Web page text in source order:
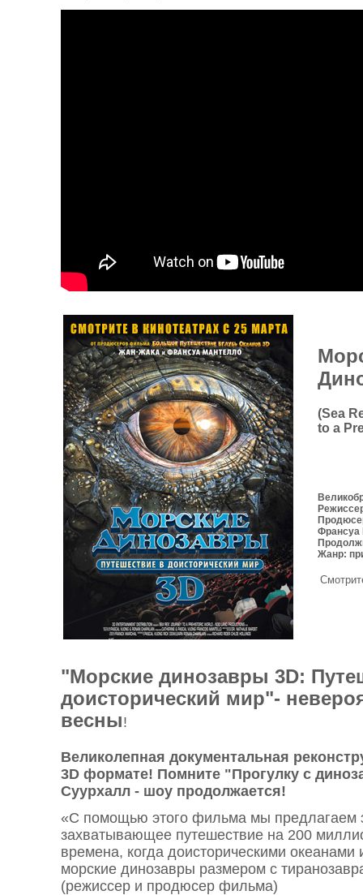
(Sea
to a
Франсуа
Жанр:
"Морские динозавры 3D:
доисторический мир"-
весны!
Великолепная документальная
3D формате! Помните "Прогулку с
Суурхалл - шоу продолжается!
«С помощью этого фильма мы предлагаем
захватывающее путешествие на 200
времена, когда доисторическими
морские динозавры размером с
(режиссер и продюсер фильма)